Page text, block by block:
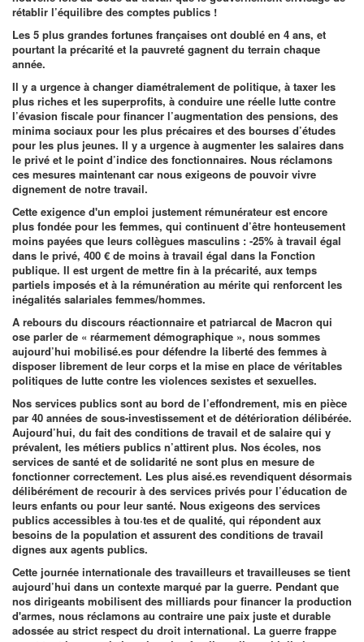
rétablir l’équilibre des comptes publics !
Les 5 plus grandes fortunes françaises ont doublé en 4 ans, et
pourtant la précarité et la pauvreté gagnent du terrain chaque
année.
Il y a urgence à changer diamétralement de politique, à taxer les
plus riches et les superprofits, à conduire une réelle lutte contre
l’évasion fiscale pour financer l’augmentation des pensions, des
minima sociaux pour les plus précaires et des bourses d’études
pour les plus jeunes. Il y a urgence à augmenter les salaires dans
le privé et le point d’indice des fonctionnaires. Nous réclamons
ces mesures maintenant car nous exigeons de pouvoir vivre
dignement de notre travail.
Cette exigence d'un emploi justement rémunérateur est encore
plus fondée pour les femmes, qui continuent d’être honteusement
moins payées que leurs collègues masculins : -25% à travail égal
dans le privé, 400 € de moins à travail égal dans la Fonction
publique. Il est urgent de mettre fin à la précarité, aux temps
partiels imposés et à la rémunération au mérite qui renforcent les
inégalités salariales femmes/hommes.
A rebours du discours réactionnaire et patriarcal de Macron qui
ose parler de « réarmement démographique », nous sommes
aujourd’hui mobilisé.es pour défendre la liberté des femmes à
disposer librement de leur corps et la mise en place de véritables
politiques de lutte contre les violences sexistes et sexuelles.
Nos services publics sont au bord de l’effondrement, mis en pièce
par 40 années de sous-investissement et de détérioration délibérée.
Aujourd’hui, du fait des conditions de travail et de salaire qui y
prévalent, les métiers publics n’attirent plus. Nos écoles, nos
services de santé et de solidarité ne sont plus en mesure de
fonctionner correctement. Les plus aisé.es revendiquent désormais
délibérément de recourir à des services privés pour l’éducation de
leurs enfants ou pour leur santé. Nous exigeons des services
publics accessibles à tou·tes et de qualité, qui répondent aux
besoins de la population et assurent des conditions de travail
dignes aux agents publics.
Cette journée internationale des travailleurs et travailleuses se tient
aujourd’hui dans un contexte marqué par la guerre. Pendant que
nos dirigeants mobilisent des milliards pour financer la production
d'armes, nous réclamons au contraire une paix juste et durable
adossée au strict respect du droit international. La guerre frappe